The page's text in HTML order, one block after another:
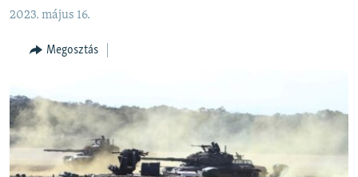
NER15
SZABADON
DEMOKRÁCIA
A PÉNZ NYOMÁBAN
EURÓPAI UNIÓ
2023. május 16.
Megosztás